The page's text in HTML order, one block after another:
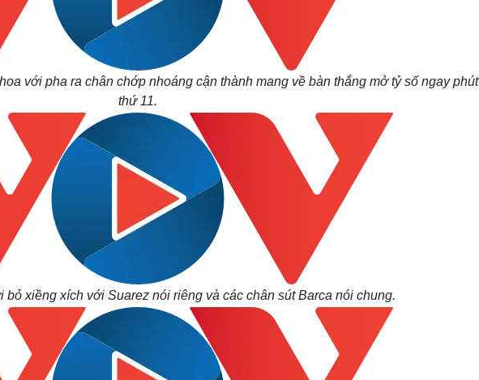
với pha ra chân chớp nhoáng cận thành mang về bàn thắng mở tỷ số ngay phút
thứ 11.
bỏ xiềng xích với Suarez nói riêng và các chân sút Barca nói chung.